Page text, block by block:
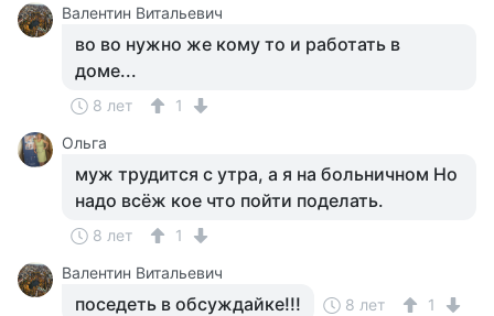
Валентин Витальевич
во во нужно же кому то и работать в
доме...
8 лет
1
Ольга
муж трудится с утра, а я на больничном Но
надо всёж кое что пойти поделать.
8 лет
1
Валентин Витальевич
поседеть в обсуждайке!!! 8 лет 1